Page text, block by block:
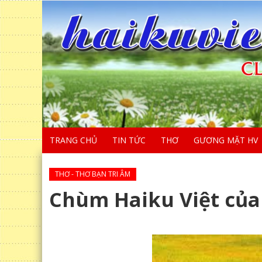
TRANG CHỦ TIN TỨC THƠ GƯƠNG MẶT HV
THƠ - THƠ BẠN TRI ÂM
Chùm Haiku Việt